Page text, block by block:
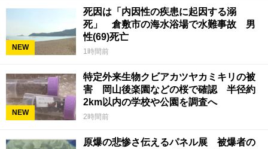
NEW
死因は「内因性の疾患に起因する溺
死」 倉敷市の海水浴場で水難事故 男
性(69)死亡
1時間前
NEW
特定外来生物クビアカツヤカミキリの被
害 岡山後楽園などの桜で確認 半径約
2km以内の学校や公園を調査へ
2時間前
原爆の悲惨さ伝えるパネル展 被爆者の